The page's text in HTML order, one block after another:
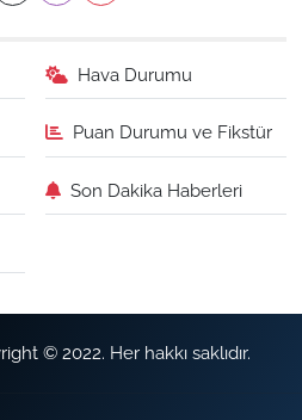
Hava Durumu
Puan Durumu ve Fikstür
Son Dakika Haberleri
© 2022. Her hakkı saklıdır.